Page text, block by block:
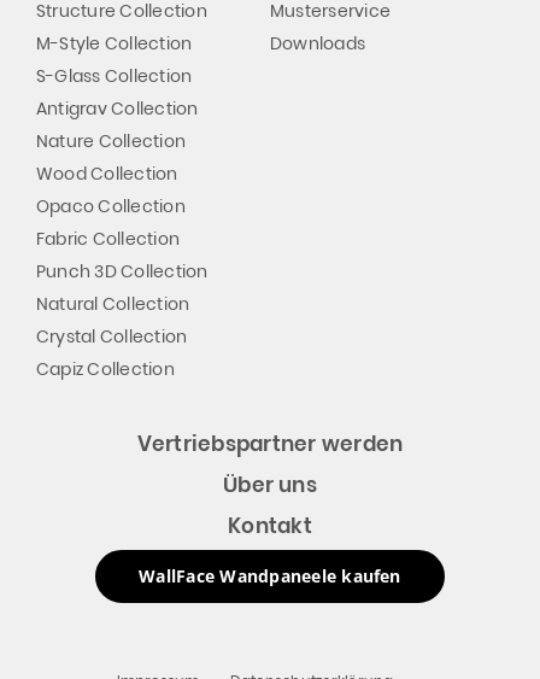
Structure Collection
M-Style Collection
S-Glass Collection
Antigrav Collection
Nature Collection
Wood Collection
Opaco Collection
Fabric Collection
Punch 3D Collection
Natural Collection
Crystal Collection
Capiz Collection
Musterservice
Downloads
Vertriebspartner werden
Über uns
Kontakt
WallFace Wandpaneele kaufen